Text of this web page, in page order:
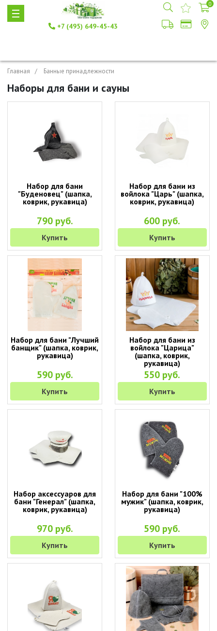
+7 (495) 649-45-43
0
Главная Банные принадлежности
Наборы для бани и сауны
Набор для бани
"Буденовец" (шапка,
коврик, рукавица)
790 руб.
Купить
Набор для бани из
войлока "Царь" (шапка,
коврик, рукавица)
600 руб.
Купить
Набор для бани "Лучший
банщик" (шапка, коврик,
рукавица)
590 руб.
Купить
Набор для бани из
войлока "Царица"
(шапка, коврик,
рукавица)
550 руб.
Купить
Набор аксессуаров для
бани "Генерал" (шапка,
коврик, рукавица)
970 руб.
Купить
Набор для бани "100%
мужик" (шапка, коврик,
рукавица)
590 руб.
Купить